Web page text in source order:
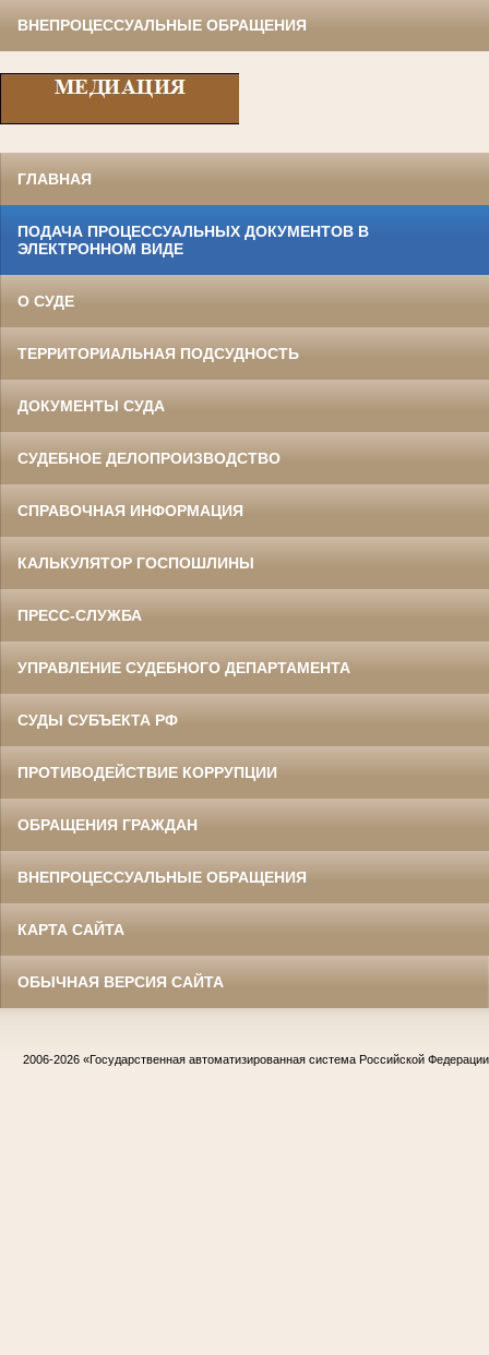
ВНЕПРОЦЕССУАЛЬНЫЕ ОБРАЩЕНИЯ
ГЛАВНАЯ
ПОДАЧА ПРОЦЕССУАЛЬНЫХ ДОКУМЕНТОВ В
ЭЛЕКТРОННОМ ВИДЕ
О СУДЕ
ТЕРРИТОРИАЛЬНАЯ ПОДСУДНОСТЬ
ДОКУМЕНТЫ СУДА
СУДЕБНОЕ ДЕЛОПРОИЗВОДСТВО
СПРАВОЧНАЯ ИНФОРМАЦИЯ
КАЛЬКУЛЯТОР ГОСПОШЛИНЫ
ПРЕСС-СЛУЖБА
УПРАВЛЕНИЕ СУДЕБНОГО ДЕПАРТАМЕНТА
СУДЫ СУБЪЕКТА РФ
ПРОТИВОДЕЙСТВИЕ КОРРУПЦИИ
ОБРАЩЕНИЯ ГРАЖДАН
ВНЕПРОЦЕССУАЛЬНЫЕ ОБРАЩЕНИЯ
КАРТА САЙТА
ОБЫЧНАЯ ВЕРСИЯ САЙТА
2006-2026 «Государственная автоматизированная система Российской